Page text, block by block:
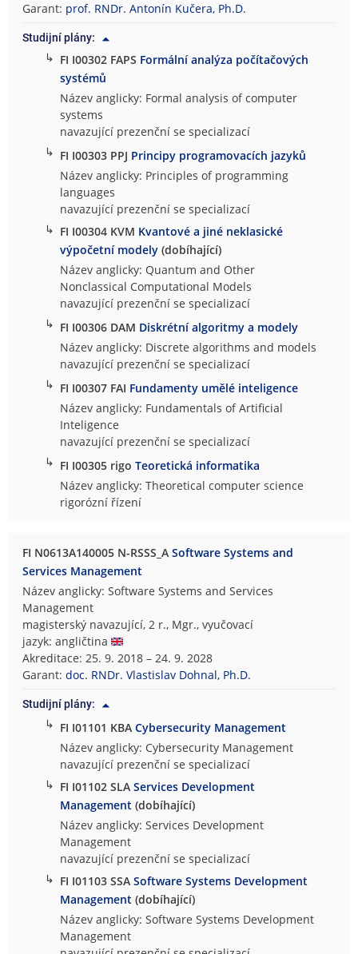
Garant: prof. RNDr. Antonín Kučera, Ph.D.
Studijní plány:
↳ FI I00302 FAPS Formální analýza počítačových
systémů
Název anglicky: Formal analysis of computer
systems
navazující prezenční se specializací
↳ FI I00303 PPJ Principy programovacích jazyků
Název anglicky: Principles of programming
languages
navazující prezenční se specializací
↳ FI I00304 KVM Kvantové a jiné neklasické
výpočetní modely (dobíhající)
Název anglicky: Quantum and Other
Nonclassical Computational Models
navazující prezenční se specializací
↳ FI I00306 DAM Diskrétní algoritmy a modely
Název anglicky: Discrete algorithms and models
navazující prezenční se specializací
↳ FI I00307 FAI Fundamenty umělé inteligence
Název anglicky: Fundamentals of Artificial
Inteligence
navazující prezenční se specializací
↳ FI I00305 rigoTeoretická informatika
Název anglicky: Theoretical computer science
rigorózní řízení
FI N0613A140005 N-RSSS_ASoftware Systems and
Services Management
Název anglicky: Software Systems and Services
Management
magisterský navazující, 2 r., Mgr., vyučovací
jazyk: angličtina
Akreditace: 25. 9. 2018 – 24. 9. 2028
Garant:doc. RNDr. Vlastislav Dohnal, Ph.D.
Studijní plány:
↳ FI I01101 KBACybersecurity Management
Název anglicky: Cybersecurity Management
navazující prezenční se specializací
↳ FI I01102 SLAServices Development
Management (dobíhající)
Název anglicky: Services Development
Management
navazující prezenční se specializací
↳ FI I01103 SSASoftware Systems Development
Management (dobíhající)
Název anglicky: Software Systems Development
Management